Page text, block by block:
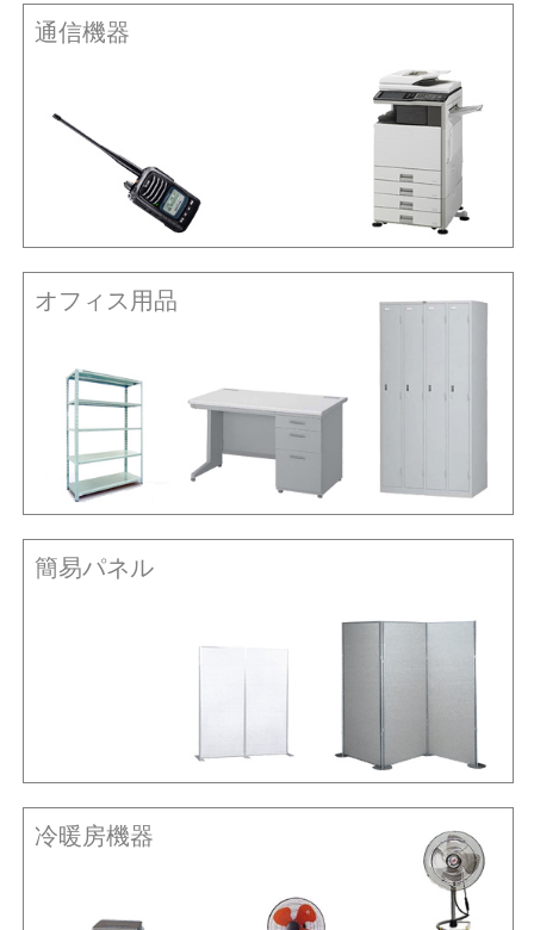
通信機器
オフィス用品
簡易パネル
冷暖房機器